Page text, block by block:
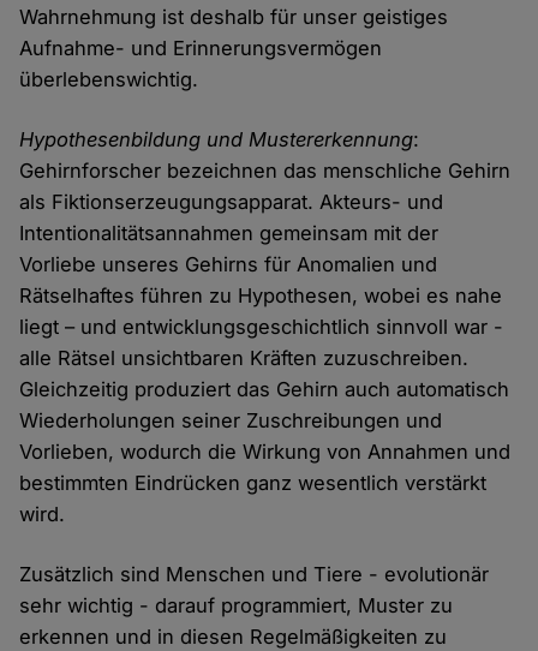
Wahrnehmung ist deshalb für unser geistiges
Aufnahme- und Erinnerungsvermögen
überlebenswichtig.
Hypothesenbildung und Mustererkennung:
Gehirnforscher bezeichnen das menschliche Gehirn
als Fiktionserzeugungsapparat. Akteurs- und
Intentionalitätsannahmen gemeinsam mit der
Vorliebe unseres Gehirns für Anomalien und
Rätselhaftes führen zu Hypothesen, wobei es nahe
liegt – und entwicklungsgeschichtlich sinnvoll war -
alle Rätsel unsichtbaren Kräften zuzuschreiben.
Gleichzeitig produziert das Gehirn auch automatisch
Wiederholungen seiner Zuschreibungen und
Vorlieben, wodurch die Wirkung von Annahmen und
bestimmten Eindrücken ganz wesentlich verstärkt
wird.
Zusätzlich sind Menschen und Tiere - evolutionär
sehr wichtig - darauf programmiert, Muster zu
erkennen und in diesen Regelmäßigkeiten zu